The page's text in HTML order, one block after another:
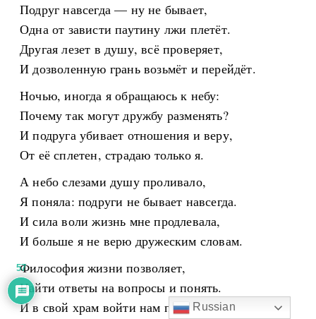
Подруг навсегда — ну не бывает,
Одна от зависти паутину лжи плетёт.
Другая лезет в душу, всё проверяет,
И дозволенную грань возьмёт и перейдёт.
Ночью, иногда я обращаюсь к небу:
Почему так могут дружбу разменять?
И подруга убивает отношения и веру,
От её сплетен, страдаю только я.
А небо слезами душу проливало,
Я поняла: подруги не бывает навсегда.
И сила воли жизнь мне продлевала,
И больше я не верю дружеским словам.
Философия жизни позволяет,
Найти ответы на вопросы и понять.
И в свой храм войти нам позволяет,
Russian
57